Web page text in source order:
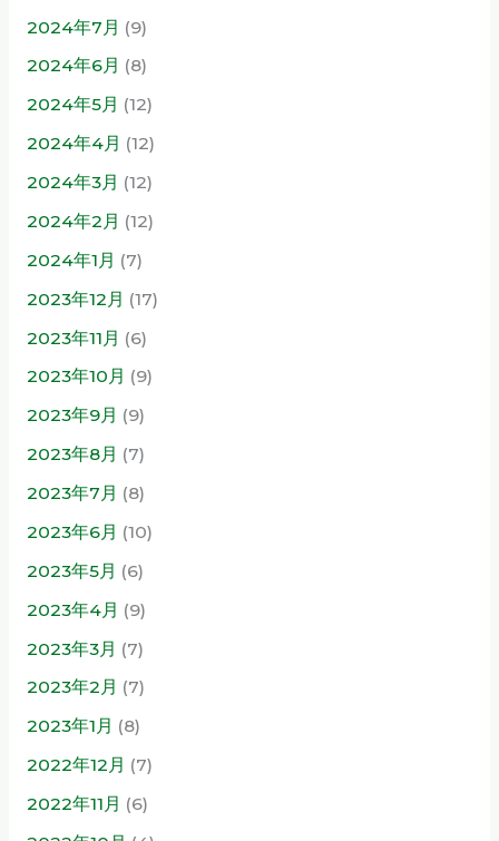
2024年7月 (9)
2024年6月 (8)
2024年5月 (12)
2024年4月 (12)
2024年3月 (12)
2024年2月 (12)
2024年1月 (7)
2023年12月 (17)
2023年11月 (6)
2023年10月 (9)
2023年9月 (9)
2023年8月 (7)
2023年7月 (8)
2023年6月 (10)
2023年5月 (6)
2023年4月 (9)
2023年3月 (7)
2023年2月 (7)
2023年1月 (8)
2022年12月 (7)
2022年11月 (6)